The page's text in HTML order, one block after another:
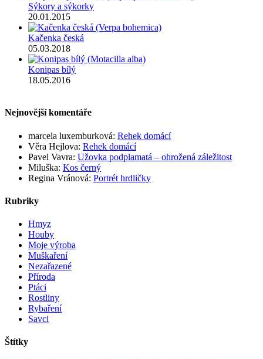
Sýkory a sýkorky
20.01.2015
Kačenka česká
05.03.2018
Konipas bílý
18.05.2016
Nejnovější komentáře
marcela luxemburková: Rehek domácí
Věra Hejlova: Rehek domácí
Pavel Vavra: Užovka podplamatá – ohrožená záležitost
Miluška: Kos černý
Regina Vránová: Portrét hrdličky
Rubriky
Hmyz
Houby
Moje výroba
Muškaření
Nezařazené
Příroda
Ptáci
Rostliny
Rybaření
Savci
Štítky